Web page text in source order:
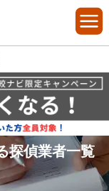
探偵業者一覧